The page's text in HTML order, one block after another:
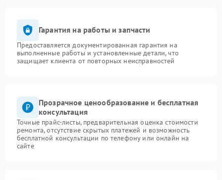
Гарантия на работы и запчасти
Предоставляется документированная гарантия на
выполненные работы и установленные детали, что
защищает клиента от повторных неисправностей
Прозрачное ценообразование и бесплатная
консультация
Точные прайс-листы, предварительная оценка стоимости
ремонта, отсутствие скрытых платежей и возможность
бесплатной консультации по телефону или онлайн на
сайте